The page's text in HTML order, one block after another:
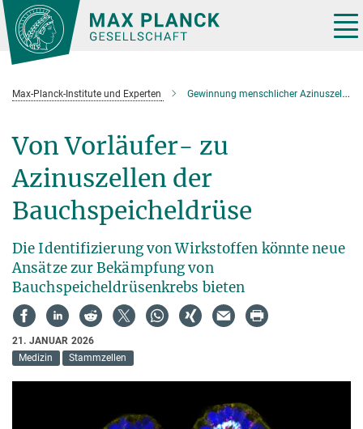
Hauptinhalt
Max-Planck-Institute und Experten Gewinnung menschlicher Azinuszellen der Bauchspeicheldrüse
Von Vorläufer- zu
Azinuszellen der
Bauchspeicheldrüse
Die Identifizierung von Wirkstoffen könnte neue
Ansätze zur Bekämpfung von
Bauchspeicheldrüsenkrebs bieten
21. JANUAR 2026
Medizin
Stammzellen